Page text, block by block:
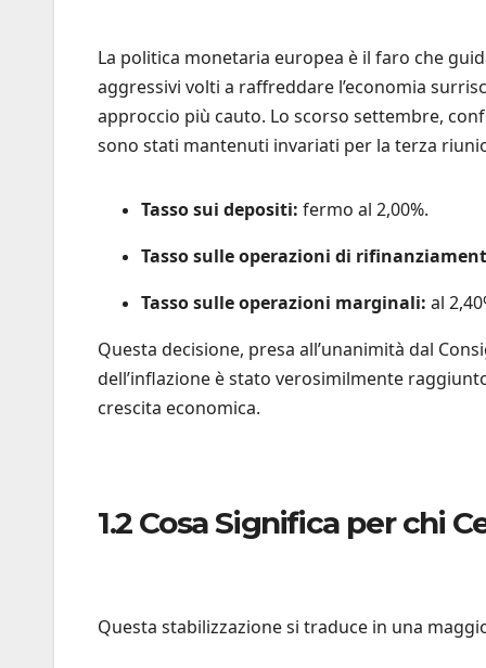
La politica monetaria europea è il faro che
aggressivi volti a raffreddare l’economia
approccio più cauto. Lo scorso settembre,
sono stati mantenuti invariati per la terza
Tasso sui depositi: fermo al 2,00%.
Tasso sulle operazioni di
Tasso sulle operazioni marginali: al
Questa decisione, presa all’unanimità dal
dell’inflazione è stato verosimilmente
crescita economica.
1.2 Cosa Significa per chi
Questa stabilizzazione si traduce in una